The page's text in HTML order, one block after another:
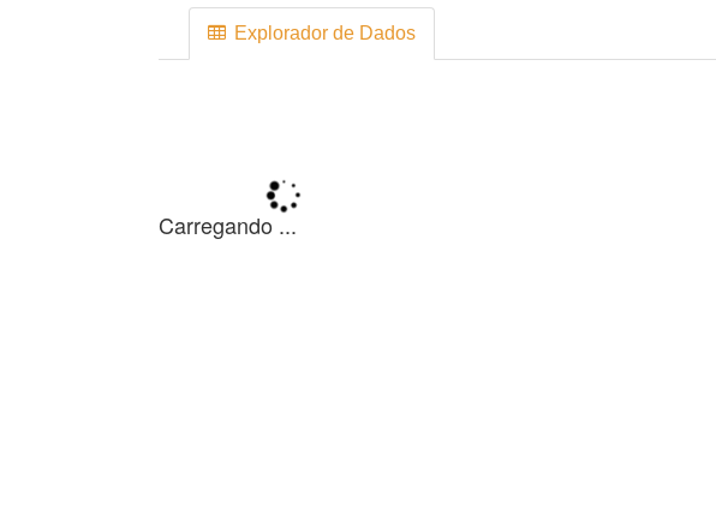
Explorador de Dados